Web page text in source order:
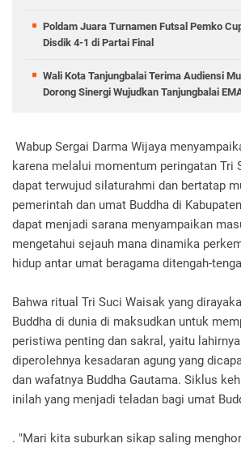
Poldam Juara Turnamen Futsal Pemko
Disdik 4-1 di Partai Final
Wali Kota Tanjungbalai Terima Audiensi
Dorong Sinergi Wujudkan Tanjungbalai
Wabup Sergai Darma Wijaya
karena melalui momentum peringatan Tri
dapat terwujud silaturahmi dan bertatap
pemerintah dan umat Buddha di
dapat menjadi sarana menyampaikan
mengetahui sejauh mana dinamika
hidup antar umat beragama ditengah-
Bahwa ritual Tri Suci Waisak yang
Buddha di dunia di maksudkan untuk
peristiwa penting dan sakral, yaitu
diperolehnya kesadaran agung yang
dan wafatnya Buddha Gautama. Siklus
inilah yang menjadi teladan bagi umat
. "Mari kita suburkan sikap saling